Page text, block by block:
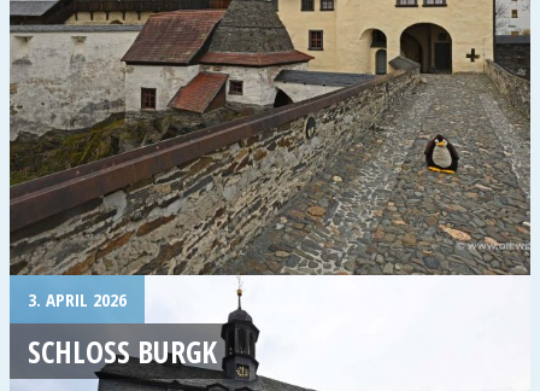
3. APRIL 2026
SCHLOSS BURGK